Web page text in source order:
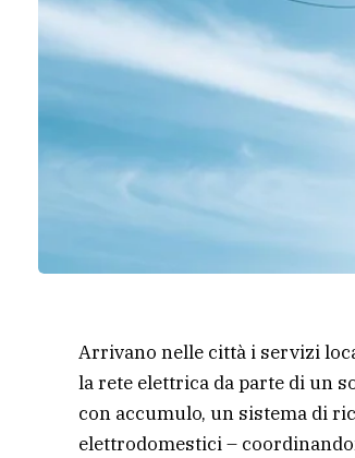
Arrivano nelle città i servizi
la rete elettrica da parte di un
con accumulo, un sistema di
elettrodomestici –